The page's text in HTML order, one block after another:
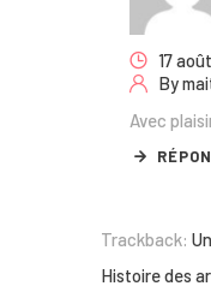
17
By
Avec
Trackback:
Histoire des